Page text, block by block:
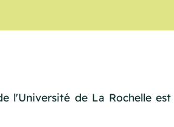
l'Université de La Rochelle est